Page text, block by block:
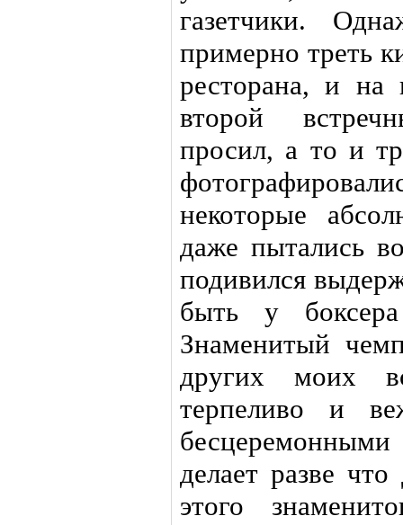
газетчики.
примерно треть
ресторана, и на
второй
просил, а то и
некоторые
даже пытались
подивился
быть у
Знаменитый
других моих
терпеливо и
делает разве
этого